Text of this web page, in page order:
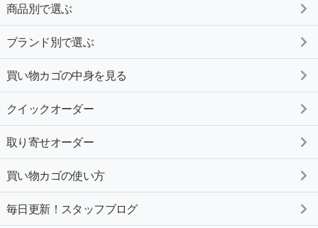
商品別で選ぶ
ブランド別で選ぶ
買い物カゴの中身を見る
クイックオーダー
取り寄せオーダー
買い物カゴの使い方
毎日更新！スタッフブログ